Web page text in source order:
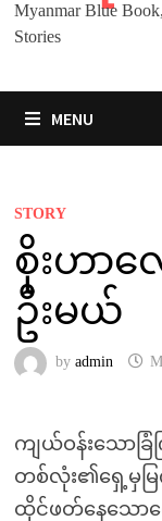
Myanmar Blue
Stories
MENU
STORY
စိုးဟာ
ဦးမယ်
by admin
ကျယ်ဝန်းသော
တစ်လုံး၏ရှေ့မှမြ
ထိုင်ဖတ်နေသောက